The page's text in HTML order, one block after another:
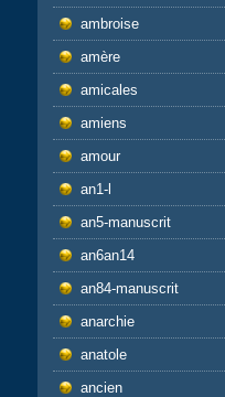
ambroise
amère
amicales
amiens
amour
an1-l
an5-manuscrit
an6an14
an84-manuscrit
anarchie
anatole
ancien